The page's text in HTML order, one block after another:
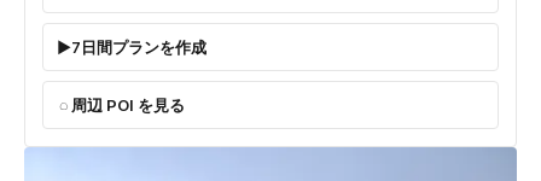
7日間プランを作成
周辺 POI を見る